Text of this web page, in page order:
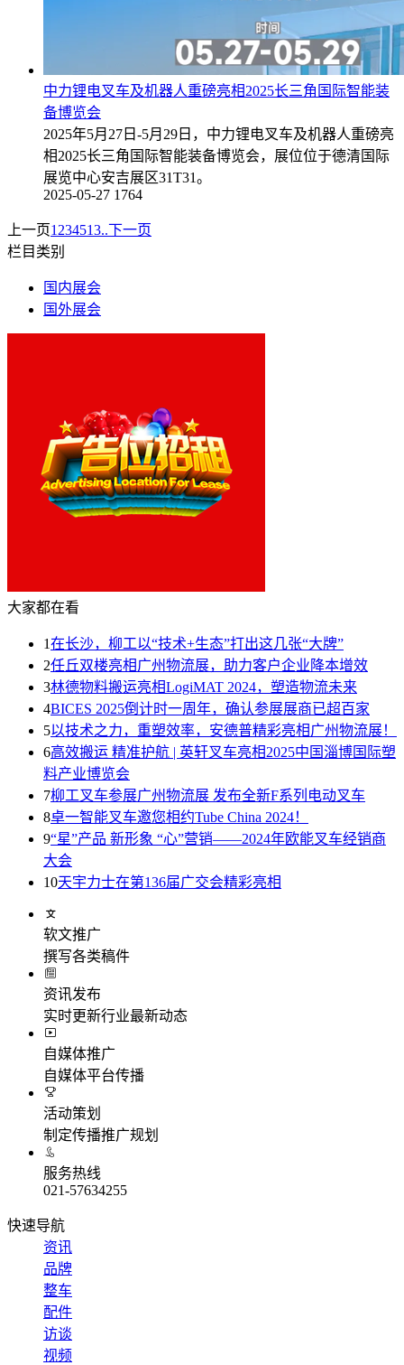
中力锂电叉车及机器人重磅亮相2025长三角国际智能装
备博览会
2025年5月27日-5月29日，中力锂电叉车及机器人重磅亮
相2025长三角国际智能装备博览会，展位位于德清国际
展览中心安吉展区31T31。
2025-05-27 1764
上一页1 234513..下一页
栏目类别
国内展会
国外展会
大家都在看
1在长沙，柳工以“技术+生态”打出这几张“大牌”
2任丘双楼亮相广州物流展，助力客户企业降本增效
3林德物料搬运亮相LogiMAT 2024，塑造物流未来
4BICES 2025倒计时一周年，确认参展展商已超百家
5以技术之力，重塑效率，安德普精彩亮相广州物流展！
6高效搬运 精准护航 | 英轩叉车亮相2025中国淄博国际塑
料产业博览会
7柳工叉车参展广州物流展 发布全新F系列电动叉车
8卓一智能叉车邀您相约Tube China 2024！
9“星”产品 新形象 “心”营销——2024年欧能叉车经销商
大会
10天宇力士在第136届广交会精彩亮相
软文推广
撰写各类稿件
资讯发布
实时更新行业最新动态
自媒体推广
自媒体平台传播
活动策划
制定传播推广规划
服务热线
021-57634255
快速导航
资讯
品牌
整车
配件
访谈
视频